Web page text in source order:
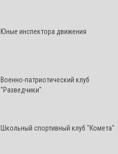
Юные инспектора движения
Военно-патриотический клуб
"Разведчики"
Школьный спортивный клуб "Комета"